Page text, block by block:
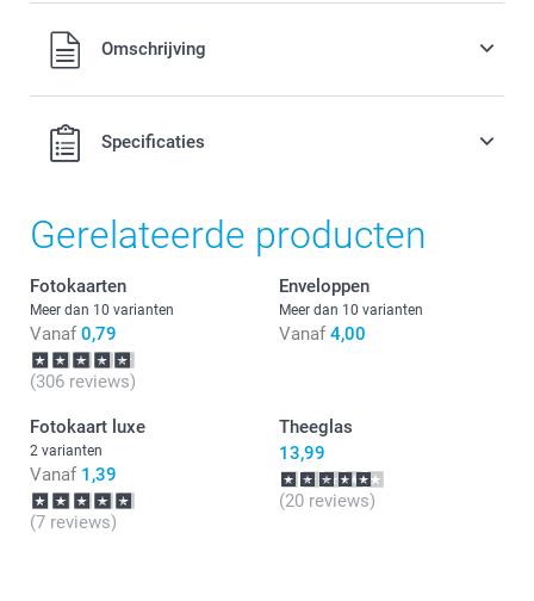
afgewerkt papier te kiezen
0,30 / stuk
Opties, prijzen en beschikbaarheid
2: Dubbelzijdig, glinsterend kwaliteitspapier van 300 g
3: Hoge kwaliteit mat reliëfpapier van 300 g
Alle prijzen zijn in EURO (€) inclusief BTW en exclusief
verzendkosten.
10 - 19 Vanaf
20+
Omschrijving
Specificaties
Gerelateerde producten
Fotokaarten
Meer dan 10 varianten
Vanaf 0,79
(306 reviews)
Enveloppen
Meer dan 10 varianten
Vanaf 4,00
Fotokaart luxe
2 varianten
Vanaf 1,39
(7 reviews)
Theeglas
13,99
(20 reviews)